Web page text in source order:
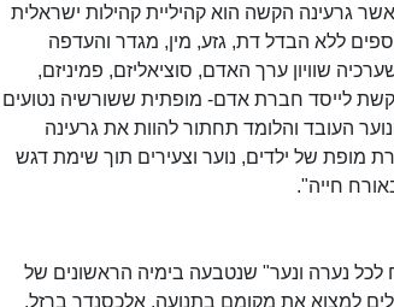
גרעינה הקשה הוא קהיליית קהילות ישראלית
ללא הבדל דת, גזע, מין, מגדר והעדפה
שוויון ערך האדם, סוציאליזם, פמיניזם,
לייסד חברת אדם- מופתית ששורשיה נטועים
העובד והלומד תחתור להוות את גרעינה
מופת של ילדים, נוער וצעירים תוך שימת דגש
חייה".
לכל נערה ונער" שנטבעה בימיה הראשונים של
למצוא את מקומם בתנועה. אלכסנדר ברזל,